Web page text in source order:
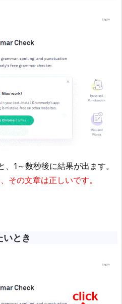
1～数秒後に結果が出ます。
その文章は正しいです。
いとき